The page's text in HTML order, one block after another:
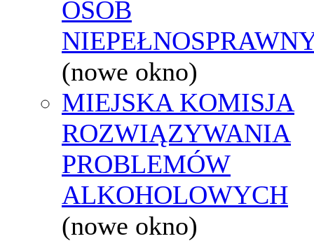
OSÓB
(nowe okno)
MIEJSKA KOMISJA
ROZWIĄZYWANIA
PROBLEMÓW
ALKOHOLOWYCH
(nowe okno)